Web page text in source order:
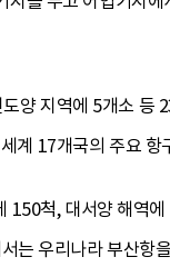
양 지역에 5개소 등
계 17개국의 주요
척, 대서양 해역
는 우리나라 부산